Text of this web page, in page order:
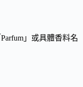
」或具體香料名